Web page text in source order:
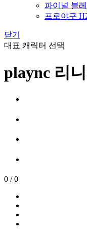
파이널 블
프로야구
닫기
대표 캐릭터 선택
plaync 리
0 / 0